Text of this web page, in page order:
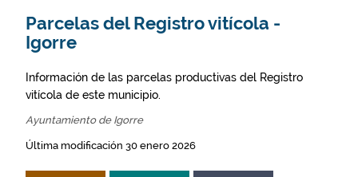
Parcelas del Registro vitícola -
Igorre
Información de las parcelas productivas del Registro
vitícola de este municipio.
Ayuntamiento de Igorre
Última modificación 30 enero 2026